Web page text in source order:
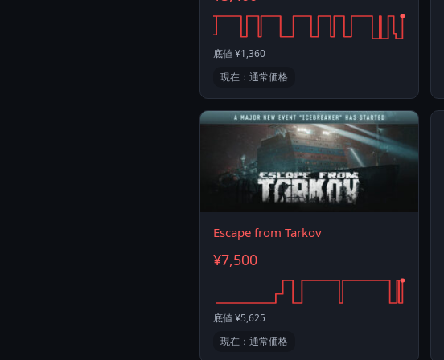
底値 ¥1,360
現在：通常価格
Escape from Tarkov
¥7,500
底値 ¥5,625
現在：通常価格